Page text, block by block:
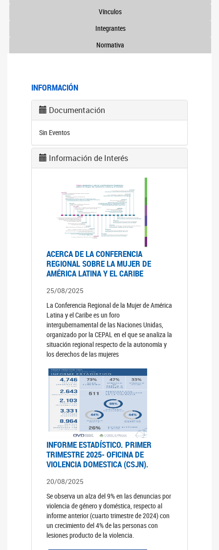
Vínculos
Integrantes
Normativa
INFORMACIÓN
Documentación
Sin Eventos
Información de Interés
ACERCA DE LA CONFERENCIA
REGIONAL SOBRE LA MUJER DE
AMÉRICA LATINA Y EL CARIBE
25/08/2025
La Conferencia Regional de la Mujer de América
Latina y el Caribe es un foro
intergubernamental de las Naciones Unidas,
organizado por la CEPAL en el que se analiza la
situación regional respecto de la autonomía y
los derechos de las mujeres
INFORME ESTADÍSTICO. PRIMER
TRIMESTRE 2025- OFICINA DE
VIOLENCIA DOMESTICA (CSJN).
20/08/2025
Se observa un alza del 9% en las denuncias por
violencia de género y doméstica, respecto al
informe anterior (cuarto trimestre de 2024) con
un crecimiento del 4% de las personas con
lesiones producto de la violencia.